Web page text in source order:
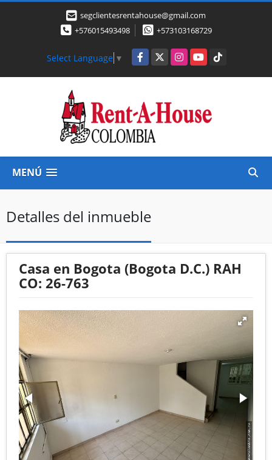
segclientesrentahouse@gmail.com
+576015493498
+573103168729
Select Language ▼ Facebook
X InstagramYouTubeTikTok
MENÚ
Detalles del inmueble
Casa en Bogota (Bogota D.C.) RAH
CO: 26-763